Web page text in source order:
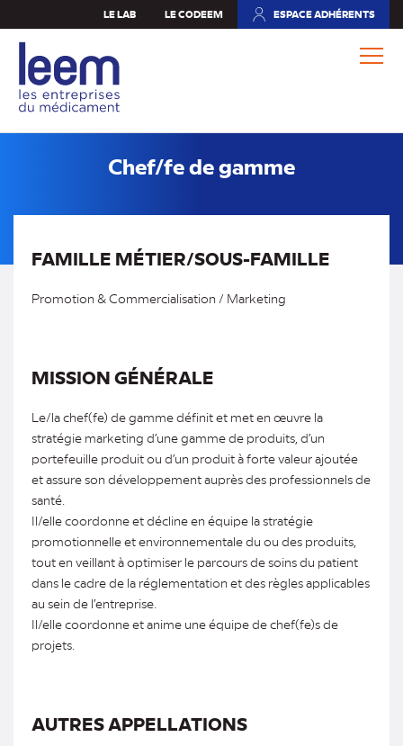
au
contenu
principal
LE LAB LE CODEEM ESPACE ADHÉRENTS
(NOUVEL
Chef/fe de gamme
FAMILLE MÉTIER/SOUS-FAMILLE
Promotion & Commercialisation / Marketing
MISSION GÉNÉRALE
Le/la chef(fe) de gamme définit et met en œuvre la
stratégie marketing d’une gamme de produits, d’un
portefeuille produit ou d’un produit à forte valeur ajoutée
et assure son développement auprès des professionnels de
santé.
Il/elle coordonne et décline en équipe la stratégie
promotionnelle et environnementale du ou des produits,
tout en veillant à optimiser le parcours de soins du patient
dans le cadre de la réglementation et des règles applicables
au sein de l’entreprise.
Il/elle coordonne et anime une équipe de chef(fe)s de
projets.
AUTRES APPELLATIONS